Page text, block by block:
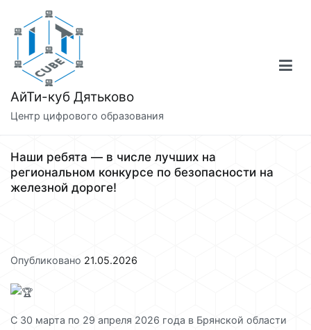
содержимому
АйТи-куб Дятьково
Центр цифрового образования
Наши ребята — в числе лучших на
региональном конкурсе по безопасности на
железной дороге!
Опубликовано 21.05.2026
С 30 марта по 29 апреля 2026 года в Брянской области